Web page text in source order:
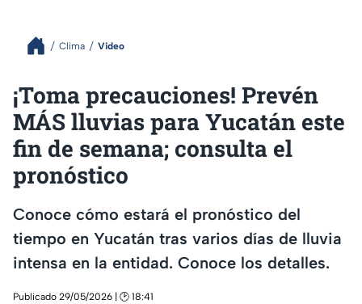
Clima Video
¡Toma precauciones! Prevén
MÁS lluvias para Yucatán este
fin de semana; consulta el
pronóstico
Conoce cómo estará el pronóstico del
tiempo en Yucatán tras varios días de lluvia
intensa en la entidad. Conoce los detalles.
Publicado 29/05/2026 | 🕑 18:41